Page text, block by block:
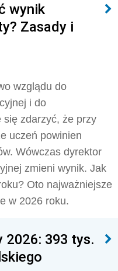
wynik
Zasady i
wzglądu do
i do
się zdarzyć, że przy
uczeń powinien
Wówczas dyrektor
zmieni wynik. Jak
Oto najważniejsze
w 2026 roku.
2026: 393 tys.